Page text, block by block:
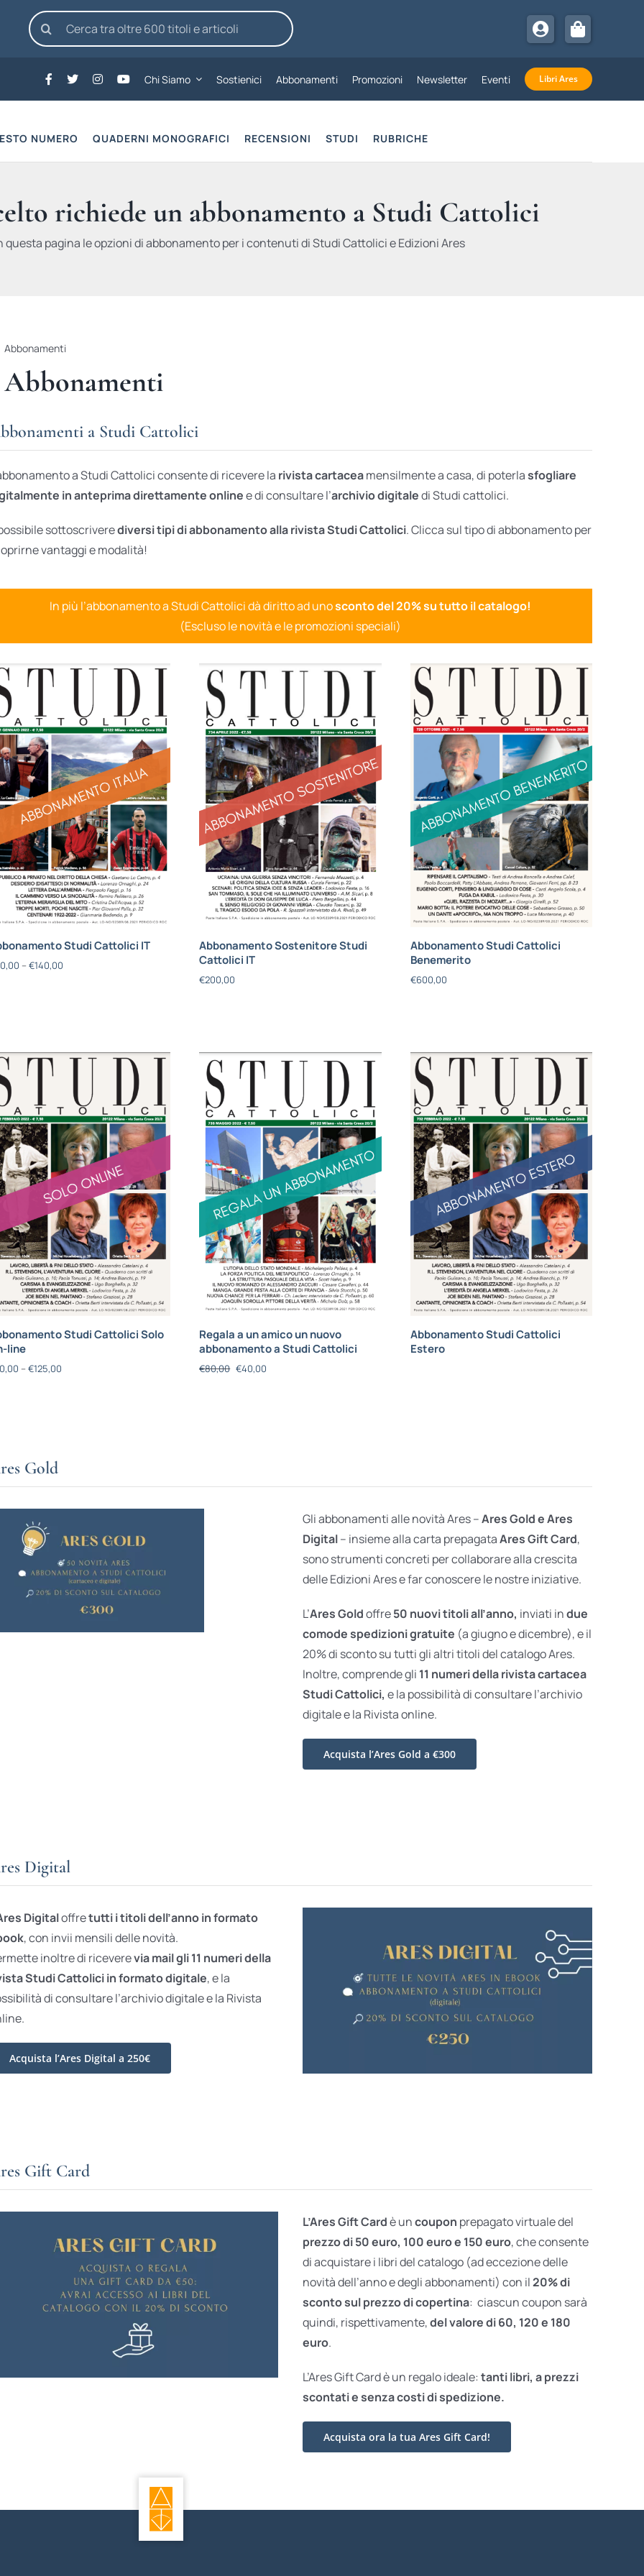
Cerca
per:
Chi Siamo Sostienici Abbonamenti Promozioni Newsletter Eventi Libri Ares
NUMERO QUADERNI MONOGRAFICI RECENSIONI STUDI RUBRICHE
richiede un abbonamento a Studi Cattolici
questa pagina le opzioni di abbonamento per i contenuti di Studi Cattolici e Edizioni Ares
Abbonamenti
Abbonamenti
a Studi Cattolici
a Studi Cattolici consente di ricevere la rivista cartaceamensilmente a casa, di poterlasfogliare
in anteprima direttamente onlinee di consultare l’archivio digitaledi Studi cattolici.
sottoscriverediversi tipi di abbonamento alla rivista Studi Cattolici. Clicca sul tipo di abbonamento per
vantaggi e modalità!
In più l’abbonamento a Studi Cattolici dà diritto ad unosconto del 20% su tutto il catalogo!
(Escluso le novità e le promozioni speciali)
Studi Cattolici IT
– €140,00
Abbonamento Sostenitore Studi
Cattolici IT
€200,00
Abbonamento Studi Cattolici
Benemerito
€600,00
Studi Cattolici Solo
line
– €125,00
Regala a un amico un nuovo
abbonamento a Studi Cattolici
€80,00 €40,00
Abbonamento Studi Cattolici
Estero
Gold
Gli abbonamenti alle novità Ares –Ares Gold e Ares
Digital– insieme alla carta prepagataAres Gift Card,
sono strumenti concreti per collaborare alla crescita
delle Edizioni Ares e far conoscere le nostre iniziative.
L’Ares Goldoffre50 nuovi titoli all’anno, inviati indue
comode spedizioni gratuite (a giugno e dicembre), e il
20% di sconto su tutti gli altri titoli del catalogo Ares.
Inoltre, comprende gli 11 numeri della rivista cartacea
Studi Cattolici, e la possibilità di consultare l’archivio
digitale e la Rivista online.
Acquista l’Ares Gold a €300
Digital
Digitaloffretutti i titoli dell’anno in formato
, con invii mensili delle novità.
inoltre di riceverevia mail gli 11 numeri della
Studi Cattolici in formato digitale, e la
di consultare l’archivio digitale e la Rivista
Acquista l’Ares Digital a 250€
Gift Card
L’Ares Gift Cardè uncoupon prepagato virtuale del
prezzo di 50 euro, 100 euro e 150 euro, che consente
di acquistare i libri del catalogo (ad eccezione delle
novità dell’anno e degli abbonamenti) con il20% di
sconto sul prezzo di copertina: ciascun coupon sarà
quindi, rispettivamente,del valore di 60, 120 e 180
euro.
L’Ares Gift Card è un regalo ideale: tanti libri, a prezzi
scontati esenza costi di spedizione.
Acquista ora la tua Ares Gift Card!